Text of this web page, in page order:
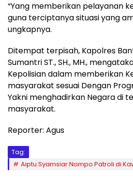
“Yang memberikan pelayanan
guna terciptanya situasi yang
ungkapnya.
Ditempat terpisah, Kapolres
Sumantri ST., SH., MH.,
Kepolisian dalam memberikan
masyarakat sesuai Dengan
Yakni menghadirkan Negara di
masyarakat.
Reporter: Agus
Tag:
Aiptu Syamsiar Nompo Patroli di